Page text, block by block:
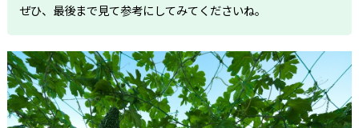
ぜひ、最後まで見て参考にしてみてくださいね。